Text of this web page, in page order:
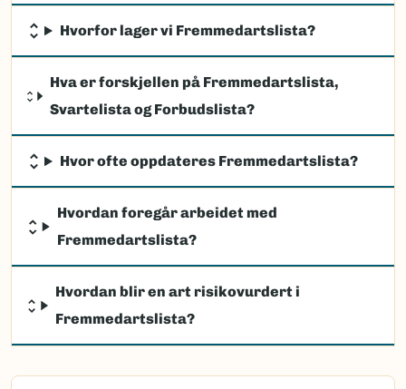
Hvorfor lager vi Fremmedartslista?
Hva er forskjellen på Fremmedartslista,
Svartelista og Forbudslista?
Hvor ofte oppdateres Fremmedartslista?
Hvordan foregår arbeidet med
Fremmedartslista?
Hvordan blir en art risikovurdert i
Fremmedartslista?